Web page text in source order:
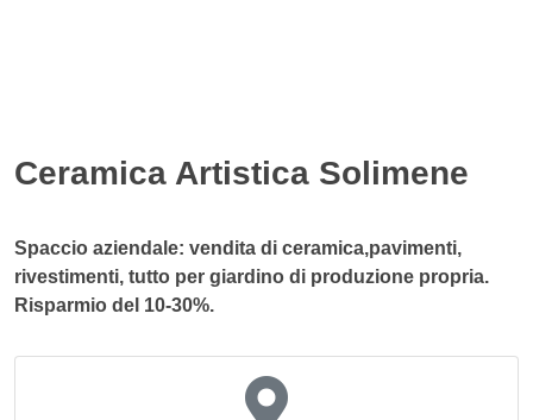
Ceramica Artistica Solimene
Spaccio aziendale: vendita di ceramica,pavimenti,
rivestimenti, tutto per giardino di produzione propria.
Risparmio del 10-30%.